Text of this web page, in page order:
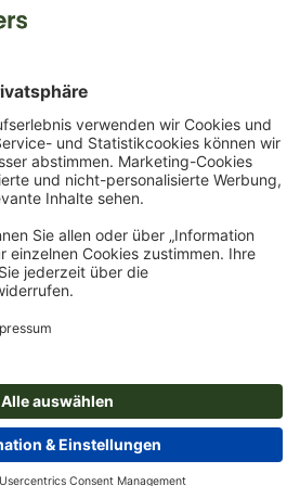
Aktionen kombinierbar. Die Aktion gilt bis
senden wir Ihnen den Rabattcode und künftig
können Sie sich jederzeit wieder abmelden.
€ des Bestellwerts (netto). Einmalig einlösbar.
Nicht mit weiteren Aktionen oder
Gutschein ist nach Erhalt sechs Wochen gültig.
Produkte sparen. Kein
Keine Barauszahlung. Nicht mit weiteren
gilt bis einschließlich 31.08.2026.
Produkte sparen. Kein